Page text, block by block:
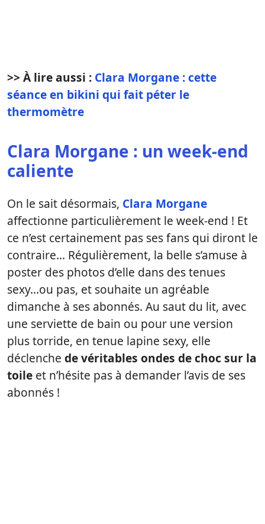
>> À lire aussi : Clara Morgane : cette
séance en bikini qui fait péter le
thermomètre
Clara Morgane : un week-end
caliente
On le sait désormais, Clara Morgane
affectionne particulièrement le week-end ! Et
ce n’est certainement pas ses fans qui diront le
contraire… Régulièrement, la belle s’amuse à
poster des photos d’elle dans des tenues
sexy…ou pas, et souhaite un agréable
dimanche à ses abonnés. Au saut du lit, avec
une serviette de bain ou pour une version
plus torride, en tenue lapine sexy, elle
déclenche de véritables ondes de choc sur la
toile et n’hésite pas à demander l’avis de ses
abonnés !